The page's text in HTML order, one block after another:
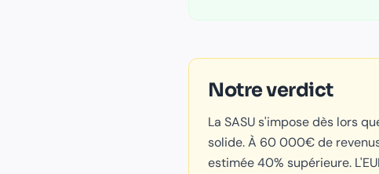
Notre verdict
La SASU s'impose dès lors
solide. À 60 000€ de
estimée 40% supérieure.